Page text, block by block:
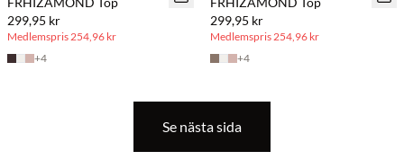
299,95 kr
Medlemspris254,96 kr
+4
299,95 kr
Medlemspris254,96 kr
+4
Se nästa sida